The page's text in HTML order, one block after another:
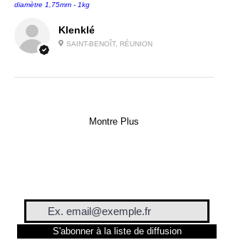
Klenklé
SAINT-BENOÎT, RÉUNION
diamètre 1,75mm - 1kg
Montre Plus
S'abonner à la liste de diffusion